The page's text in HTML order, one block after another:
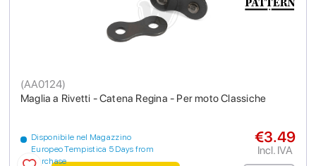
Maglia a Rivetti - Catena Regina - Per moto Classiche
(AA0124)
Disponibile nel Magazzino
Europeo Tempistica 5 Days from
purchase
€3.49
Incl. IVA